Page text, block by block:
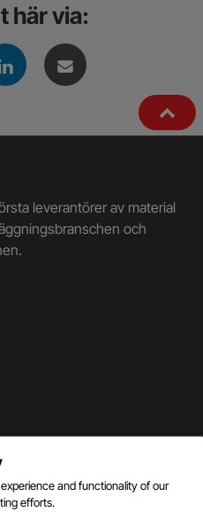
här via:
leverantörer av material
och
and functionality of our
efforts.